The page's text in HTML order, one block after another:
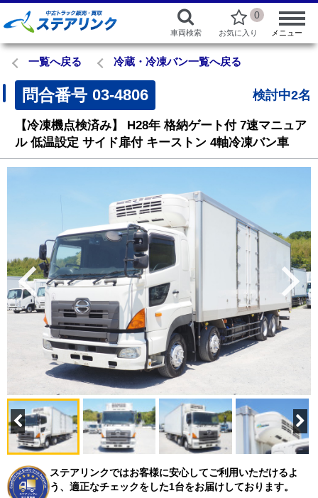
車両検索
0
お気に入り メニュー
一覧へ戻る 冷蔵・冷凍バン一覧へ戻る
問合番号 03-4806 検討中2名
【冷凍機点検済み】 H28年 格納ゲート付 7速マニュア
ル 低温設定 サイド扉付 キーストン 4軸冷凍バン車
ステアリンクではお客様に安心してご利用いただけるよ
う、適正なチェックをした1台をお届けしております。